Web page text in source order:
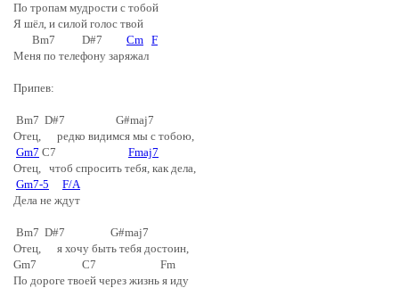
По тропам мудрости с тобой
Я шёл, и силой голос твой
Bm7 D#7 Cm F
Меня по телефону заряжал
Припев:
Bm7 D#7 G#maj7
Отец, редко видимся мы с тобою,
Gm7 C7 Fmaj7
Отец, чтоб спросить тебя, как дела,
Gm7-5
F/A
Дела не ждут
Bm7 D#7 G#maj7
Отец, я хочу быть тебя достоин,
Gm7 C7 Fm
По дороге твоей через жизнь я иду